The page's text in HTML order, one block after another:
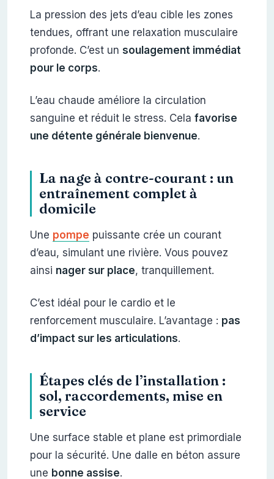
La pression des jets d’eau cible les zones
tendues, offrant une relaxation musculaire
profonde. C’est un soulagement immédiat
pour le corps.
L’eau chaude améliore la circulation
sanguine et réduit le stress. Cela favorise
une détente générale bienvenue.
La nage à contre-courant : un
entraînement complet à
domicile
Une pompe puissante crée un courant
d’eau, simulant une rivière. Vous pouvez
ainsi nager sur place, tranquillement.
C’est idéal pour le cardio et le
renforcement musculaire. L’avantage : pas
d’impact sur les articulations.
Étapes clés de l’installation :
sol, raccordements, mise en
service
Une surface stable et plane est primordiale
pour la sécurité. Une dalle en béton assure
une bonne assise.